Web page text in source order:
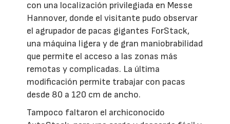
con una localización privilegiada en Messe
Hannover, donde el visitante pudo observar
el agrupador de pacas gigantes ForStack,
una máquina ligera y de gran maniobrabilidad
que permite el acceso a las zonas más
remotas y complicadas. La última
modificación permite trabajar con pacas
desde 80 a 120 cm de ancho.
Tampoco faltaron el archiconocido